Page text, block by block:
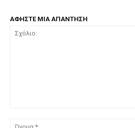
ΑΦΗΣΤΕ ΜΙΑ ΑΠΑΝΤΗΣΗ